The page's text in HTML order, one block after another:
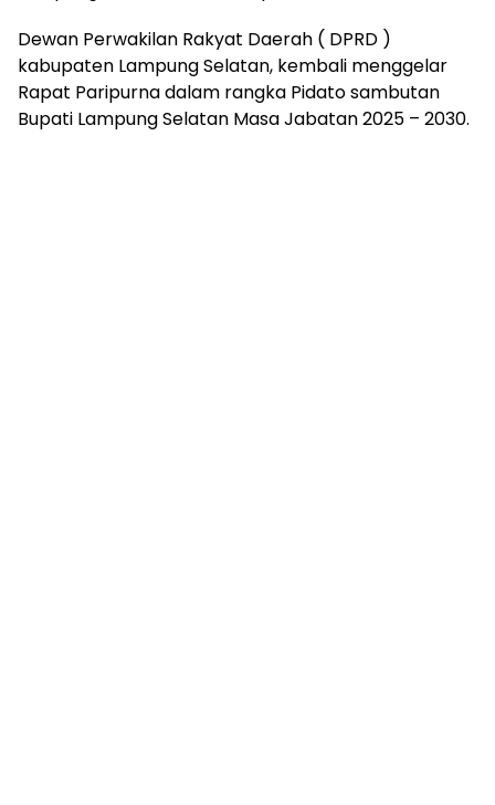
mengandung
unsur
edukasi,
gaya
hidup,
hiburan,
Dewan Perwakilan Rakyat Daerah ( DPRD )
kabupaten Lampung Selatan, kembali menggelar
Rapat Paripurna dalam rangka Pidato sambutan
Bupati Lampung Selatan Masa Jabatan 2025 – 2030.